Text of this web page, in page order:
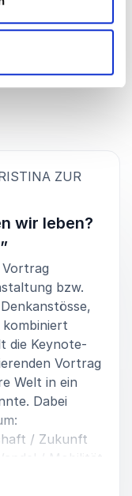
ZUR
wir leben?
bzw.
kombiniert
die Keynote-
Vortrag
Welt in ein
Dabei
/ Zukunft
/ Mobilität
/